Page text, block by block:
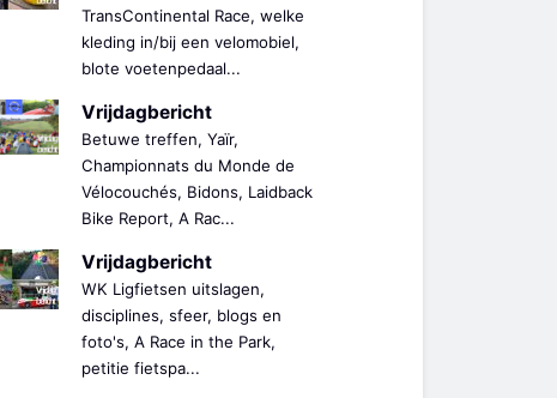
TransContinental Race, welke
kleding in/bij een velomobiel,
blote voetenpedaal...
Vrijdagbericht
Betuwe treffen, Yaïr,
Championnats du Monde de
Vélocouchés, Bidons, Laidback
Bike Report, A Rac...
Vrijdagbericht
WK Ligfietsen uitslagen,
disciplines, sfeer, blogs en
foto's, A Race in the Park,
petitie fietspa...